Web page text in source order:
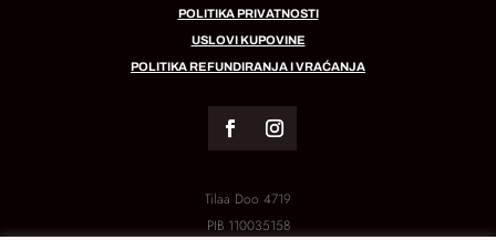
POLITIKA PRIVATNOSTI
USLOVI KUPOVINE
POLITIKA REFUNDIRANJA I VRAĆANJA
Tilaa Doo 4719
PIB 110035158